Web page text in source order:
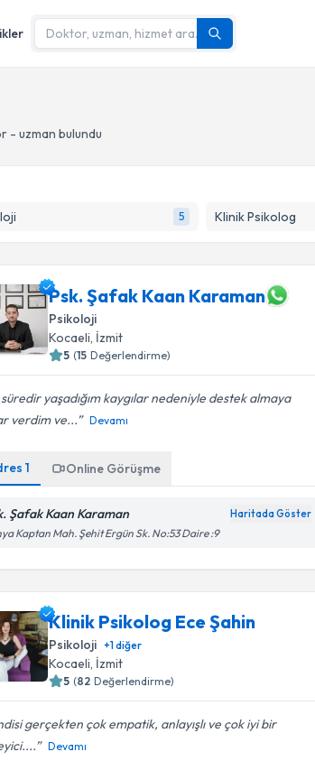
- uzman bulundu
5 Klinik Psikolog
Psk. Şafak Kaan Karaman
Psikoloji
Kocaeli, İzmit
5 (15 Değerlendirme)
yaşadığım kaygılar nedeniyle destek almaya
verdim ve...
Devamı
1 Online Görüşme
Şafak Kaan Karaman Haritada Göster
Kaptan Mah. Şehit Ergün Sk. No:53 Daire :9
Klinik Psikolog Ece Şahin
Psikoloji +1diğer
Kocaeli , İzmit
5 (82 Değerlendirme)
gerçekten çok empatik, anlayışlı ve çok iyi bir
Devamı